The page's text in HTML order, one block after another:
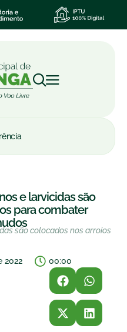
e larvicidas são
para combater
são colocados nos arroios
2022
00:00